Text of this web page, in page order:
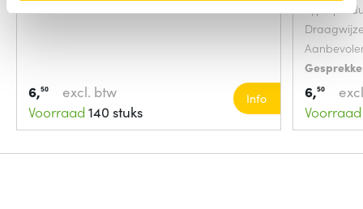
6,50
excl. btw
Voorraad 140 stuks
Info
Type
6,50
Voorraad